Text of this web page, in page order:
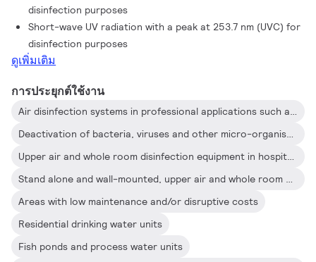
disinfection purposes
Short-wave UV radiation with a peak at 253.7 nm (UVC) for
disinfection purposes
ดูเพิ่มเติม
การประยุกต์ใช้งาน
Air disinfection systems in professional applications such as universities, hospitals, jails and laboratories
Deactivation of bacteria, viruses and other micro-organisms
Upper air and whole room disinfection equipment in hospitals, intensive care units and surgery rooms
Stand alone and wall-mounted, upper air and whole room air disinfection equipment in for example hospitals, schools and offices
Areas with low maintenance and/or disruptive costs
Residential drinking water units
Fish ponds and process water units